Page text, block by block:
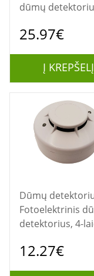
dūmų
14604:2005)
25.97€
Į KREPŠELĮ
Dūmų
Fotoelektrinis
detektorius, 4-
12.27€